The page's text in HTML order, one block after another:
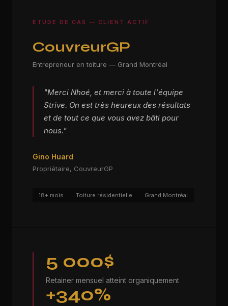
ÉTUDE DE CAS — CLIENT ACTIF
CouvreurGP
Entrepreneur en toiture — Grand Montréal
"Merci Nhoé, et merci à toute l'équipe
Strive. On est très heureux des résultats
et de tout ce que vous avez bâti pour
nous."
Gino Huard
Propriétaire, CouvreurGP
18+ mois Toiture résidentielle Grand Montréal
5 000$
Retainer mensuel atteint organiquement
+340%